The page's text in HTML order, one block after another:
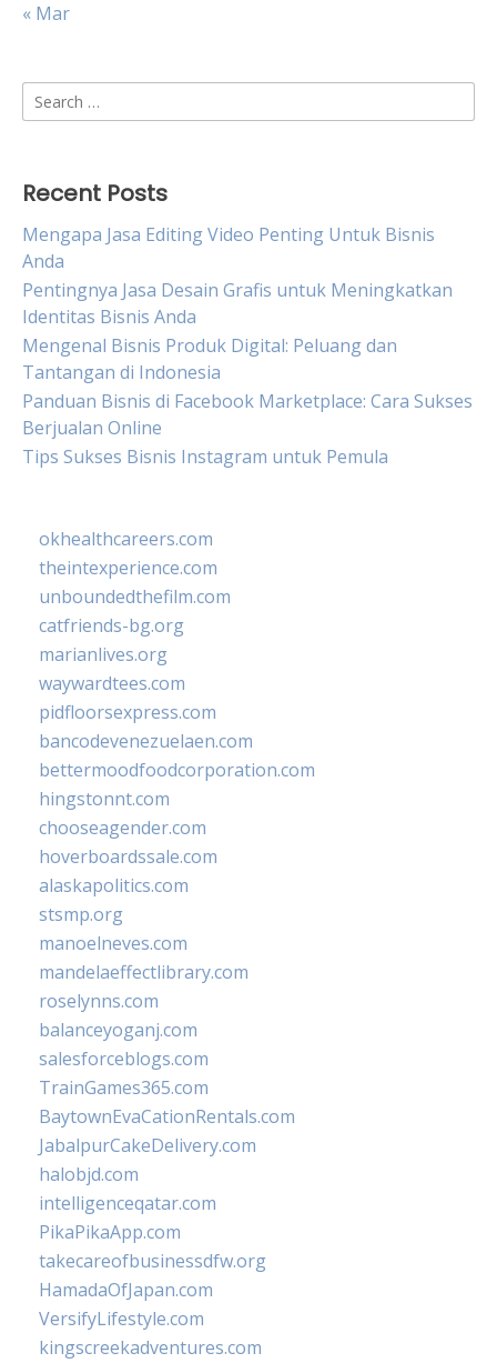
« Mar
Search
for:
Recent Posts
Mengapa Jasa Editing Video Penting Untuk Bisnis
Anda
Pentingnya Jasa Desain Grafis untuk Meningkatkan
Identitas Bisnis Anda
Mengenal Bisnis Produk Digital: Peluang dan
Tantangan di Indonesia
Panduan Bisnis di Facebook Marketplace: Cara Sukses
Berjualan Online
Tips Sukses Bisnis Instagram untuk Pemula
okhealthcareers.com
theintexperience.com
unboundedthefilm.com
catfriends-bg.org
marianlives.org
waywardtees.com
pidfloorsexpress.com
bancodevenezuelaen.com
bettermoodfoodcorporation.com
hingstonnt.com
chooseagender.com
hoverboardssale.com
alaskapolitics.com
stsmp.org
manoelneves.com
mandelaeffectlibrary.com
roselynns.com
balanceyoganj.com
salesforceblogs.com
TrainGames365.com
BaytownEvaCationRentals.com
JabalpurCakeDelivery.com
halobjd.com
intelligenceqatar.com
PikaPikaApp.com
takecareofbusinessdfw.org
HamadaOfJapan.com
VersifyLifestyle.com
kingscreekadventures.com